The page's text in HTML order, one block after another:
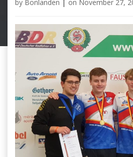
by Bonlanden | on November 27,